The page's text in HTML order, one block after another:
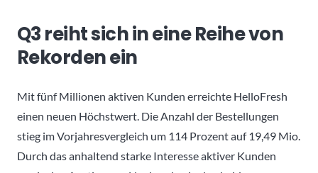
Q3 reiht sich in eine Reihe von
Rekorden ein
Mit fünf Millionen aktiven Kunden erreichte HelloFresh
einen neuen Höchstwert. Die Anzahl der Bestellungen
stieg im Vorjahresvergleich um 114 Prozent auf 19,49 Mio.
Durch das anhaltend starke Interesse aktiver Kunden